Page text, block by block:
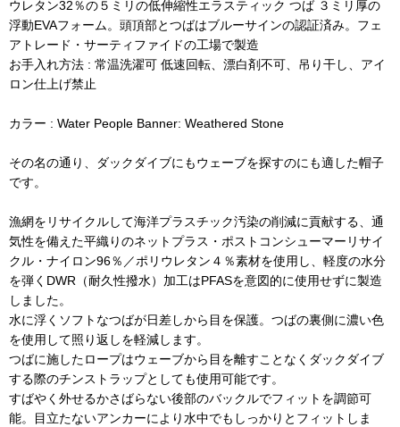
ウレタン32％の５ミリの低伸縮性エラスティック つば ３ミリ厚の
浮動EVAフォーム。頭頂部とつばはブルーサインの認証済み。フェ
アトレード・サーティファイドの工場で製造
お手入れ方法 : 常温洗濯可 低速回転、漂白剤不可、吊り干し、アイ
ロン仕上げ禁止
カラー : Water People Banner: Weathered Stone
その名の通り、ダックダイブにもウェーブを探すのにも適した帽子
です。
漁網をリサイクルして海洋プラスチック汚染の削減に貢献する、通
気性を備えた平織りのネットプラス・ポストコンシューマーリサイ
クル・ナイロン96％／ポリウレタン４％素材を使用し、軽度の水分
を弾くDWR（耐久性撥水）加工はPFASを意図的に使用せずに製造
しました。
水に浮くソフトなつばが日差しから目を保護。つばの裏側に濃い色
を使用して照り返しを軽減します。
つばに施したロープはウェーブから目を離すことなくダックダイブ
する際のチンストラップとしても使用可能です。
すばやく外せるかさばらない後部のバックルでフィットを調節可
能。目立たないアンカーにより水中でもしっかりとフィットしま